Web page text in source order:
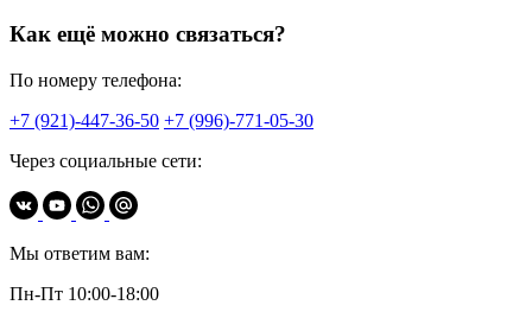
Как ещё можно связаться?
По номеру телефона:
+7 (921)-447-36-50 +7 (996)-771-05-30
Через социальные сети:
Мы ответим вам:
Пн-Пт 10:00-18:00